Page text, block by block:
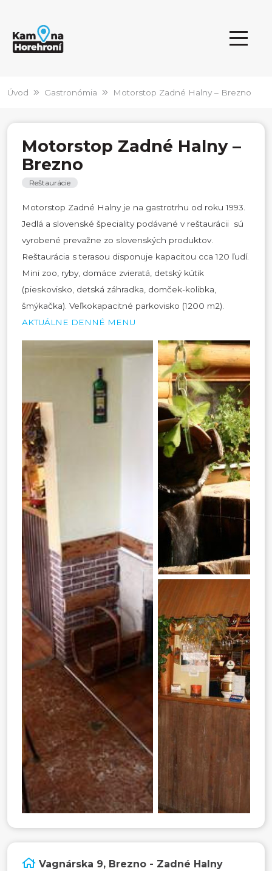
Úvod Gastronómia Motorstop Zadné Halny – Brezno
Vagnárska 9, Brezno - Zadné Halny
Motorstop Zadné Halny –
Brezno
Reštaurácie
Motorstop Zadné Halny je na gastrotrhu od roku 1993.
Jedlá a slovenské špeciality podávané v reštaurácii sú
vyrobené prevažne zo slovenských produktov.
Reštaurácia s terasou disponuje kapacitou cca 120 ľudí.
Mini zoo, ryby, domáce zvieratá, detský kútik
(pieskovisko, detská záhradka, domček-kolibka,
šmýkačka). Veľkokapacitné parkovisko (1200 m2).
AKTUÁLNE DENNÉ MENU